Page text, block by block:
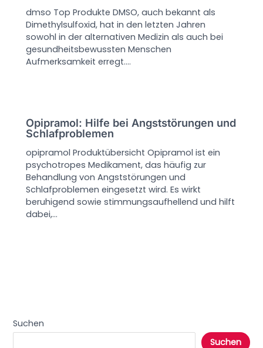
dmso Top Produkte DMSO, auch bekannt als
Dimethylsulfoxid, hat in den letzten Jahren
sowohl in der alternativen Medizin als auch bei
gesundheitsbewussten Menschen
Aufmerksamkeit erregt.…
Opipramol: Hilfe bei Angststörungen und
Schlafproblemen
opipramol Produktübersicht Opipramol ist ein
psychotropes Medikament, das häufig zur
Behandlung von Angststörungen und
Schlafproblemen eingesetzt wird. Es wirkt
beruhigend sowie stimmungsaufhellend und hilft
dabei,…
Suchen
Suchen